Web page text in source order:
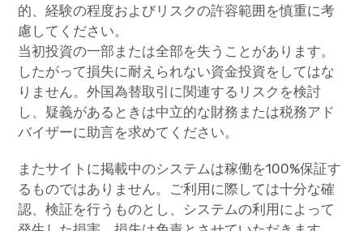
的、経験の程度およびリスクの許容範囲を慎重に考
慮してください。
当初投資の一部または全部を失うことがあります。
したがって損失に耐えられない資金投資をしてはな
りません。外国為替取引に関連するリスクを検討
し、疑義があるときは中立的な財務または税務アド
バイザーに助言を求めてください。
またサイトに掲載中のシステムは稼働を100%保証す
るものではありません。ご利用に際しては十分な確
認、検証を行うものとし、システムの利用によって